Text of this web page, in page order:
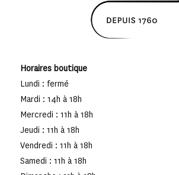
Horaires boutique
Lundi : fermé
Mardi : 14h à 18h
Mercredi : 11h à 18h
Jeudi : 11h à 18h
Vendredi : 11h à 18h
Samedi : 11h à 18h